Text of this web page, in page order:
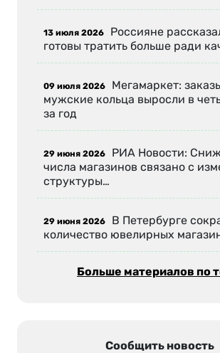
13 июля 2026 Россияне
готовы тратить больше ради
09 июля 2026 Мегамаркет:
мужские кольца выросли в
за год
29 июня 2026 РИА Новости:
числа магазинов связано с
структуры…
29 июня 2026 В Петербурге
количество ювелирных
Больше материалов по
Сообщить новость